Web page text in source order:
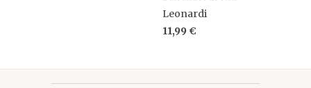
Leonardi
11,99 €